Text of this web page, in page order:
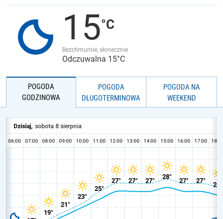
JAKOŚĆ POWIETRZA
15
Bezchmurnie, słonecznie
Odczuwalna 15°C
POGODA
GODZINOWA
POGODA
DŁUGOTERMINOWA
POGODA NA
WEEKEND